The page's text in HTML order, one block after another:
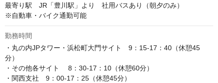
最寄り駅　JR「豊川駅」より　社用バスあり（朝夕のみ）
※自動車・バイク通勤可能
勤務時間
・丸の内JPタワー・浜松町大門サイト　9：15-17：40（休憩45
分）
・その他各サイト 　8：30-17：10（休憩60分）
・関西支社　9：00-17：25（休憩45分）